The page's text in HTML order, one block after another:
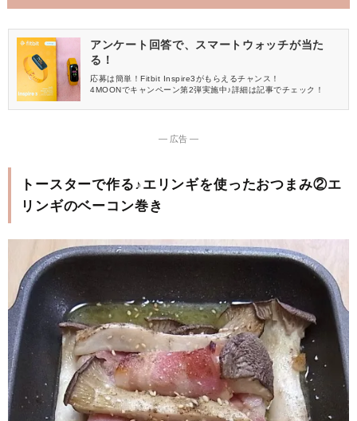
アンケート回答で、スマートウォッチが当た
る！
応募は簡単！Fitbit Inspire3がもらえるチャンス！
4MOONでキャンペーン第2弾実施中♪詳細は記事でチェック！
― 広告 ―
トースターで作る♪エリンギを使ったおつまみ②エ
リンギのベーコン巻き